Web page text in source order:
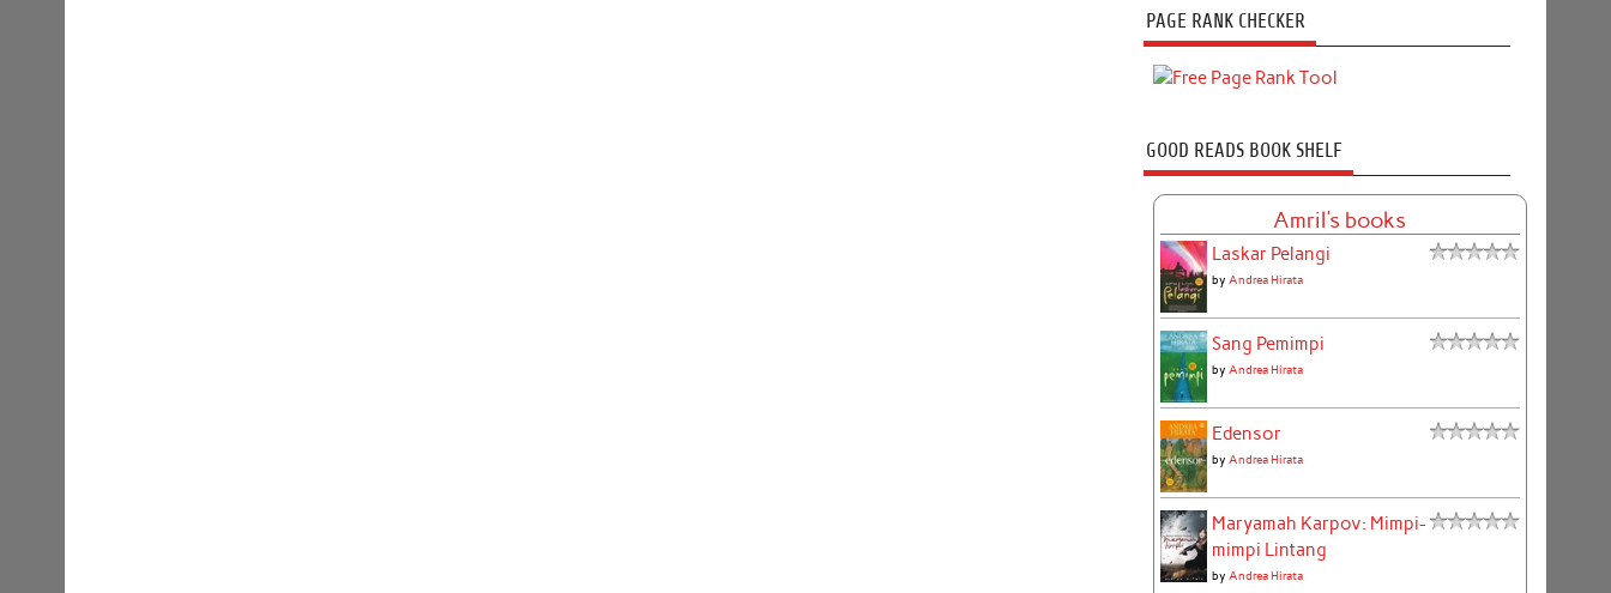
PAGE RANK CHECKER
GOOD READS BOOK SHELF
Amril's books
Laskar Pelangi
by Andrea Hirata
Sang Pemimpi
by Andrea Hirata
Edensor
by Andrea Hirata
Maryamah Karpov: Mimpi-
mimpi Lintang
by Andrea Hirata